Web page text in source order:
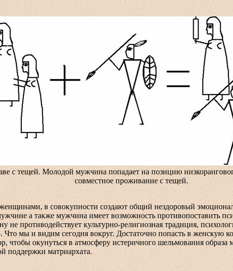
с тещей. Молодой мужчина попадает на позицию
совместное проживание с тещей.
в совокупности создают общий нездоровый
а также мужчина имеет возможность противопоставить
культурно-религиозная традиция,
мы и видим сегодня вокруг. Достаточно попасть в женскую
чтобы окунуться в атмосферу истеричного шельмования
поддержки матриархата.